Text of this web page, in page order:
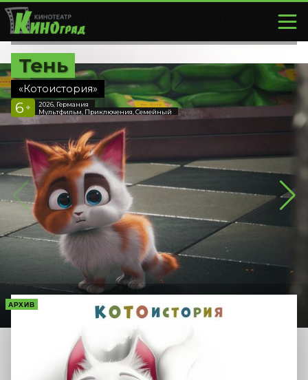
Тень
«Котоистория»
6 +
2026, Германия
Мультфильм, Приключения, Семейный
АРХИВ